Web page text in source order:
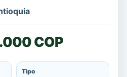
COP
Tipo